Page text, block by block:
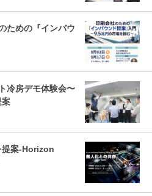
ための『インバウ
冷房デモ体験会〜
案
提案-Horizon